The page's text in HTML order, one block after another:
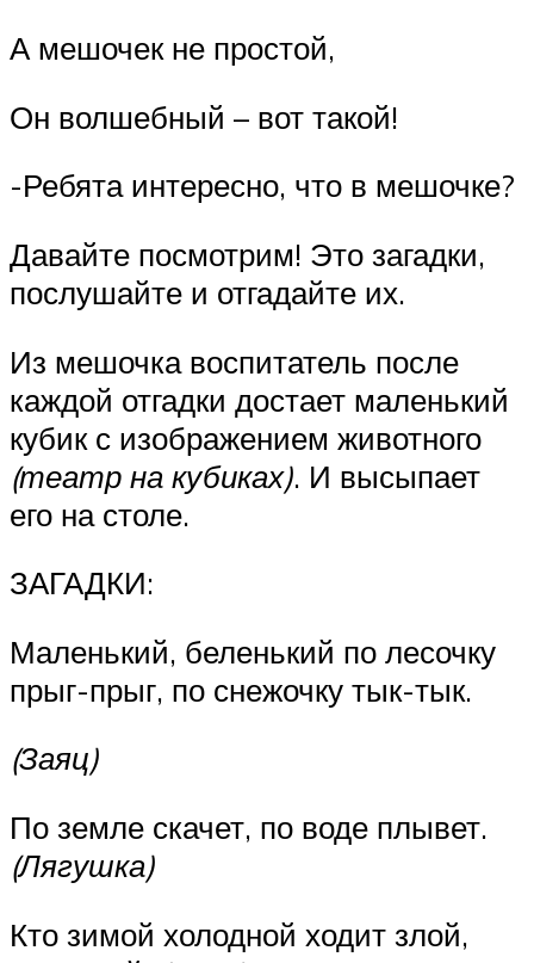
А мешочек не простой,
Он волшебный – вот такой!
-Ребята интересно, что в мешочке?
Давайте посмотрим! Это загадки,
послушайте и отгадайте их.
Из мешочка воспитатель после
каждой отгадки достает маленький
кубик с изображением животного
(театр на кубиках). И высыпает
его на столе.
ЗАГАДКИ:
Маленький, беленький по лесочку
прыг-прыг, по снежочку тык-тык.
(Заяц)
По земле скачет, по воде плывет.
(Лягушка)
Кто зимой холодной ходит злой,